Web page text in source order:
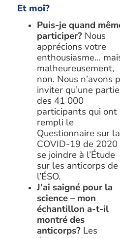
Et moi?
Puis-je quand
participer? Nous
apprécions votre
enthousiasme…
malheureusement,
non. Nous n’avons
inviter qu’une partie
des 41 000
participants qui ont
rempli le
Questionnaire sur la
COVID-19 de 2020
se joindre à l’Étude
sur les anticorps de
l’ÉSO.
J’ai saigné pour la
science – mon
échantillon a-t-il
montré des
anticorps? Les